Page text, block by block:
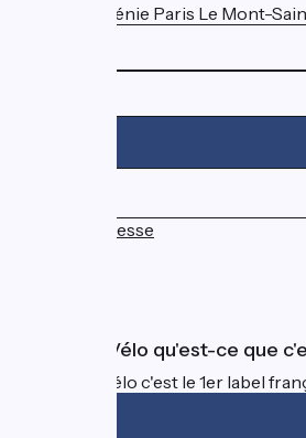
La Véloscénie Paris Le Mont-
Espace Presse
Accueil Vélo qu'est-ce que
Accueil Vélo c'est le 1er label